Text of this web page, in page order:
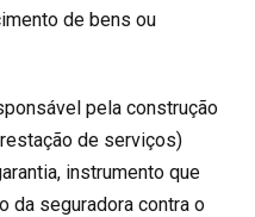
de bens ou
pela construção
de serviços)
instrumento que
da seguradora contra o